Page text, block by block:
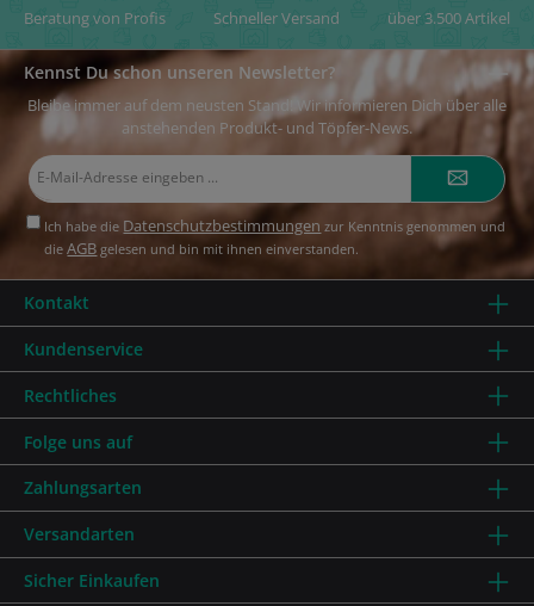
Beratung von Profis Schneller Versand über 3.500 Artikel
Kennst Du schon unseren Newsletter?
Bleibe immer auf dem neusten Stand! Wir informieren Dich über alle
anstehenden Produkt- und Töpfer-News.
Ich habe die Datenschutzbestimmungen zur Kenntnis genommen und
dieAGB gelesen und bin mit ihnen einverstanden.
Kundenservice
Rechtliches
Kontakt
Zahlungsarten
Versandarten
Sicher Einkaufen
Folge uns auf